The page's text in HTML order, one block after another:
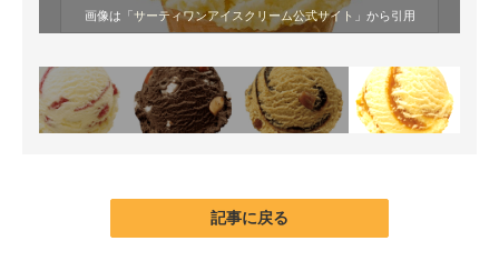
画像は「 サーティワンアイスクリーム公式サイト 」から引用
記事に戻る